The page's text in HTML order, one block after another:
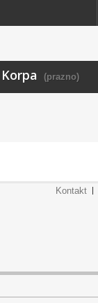
Korpa (prazno)
Kontakt